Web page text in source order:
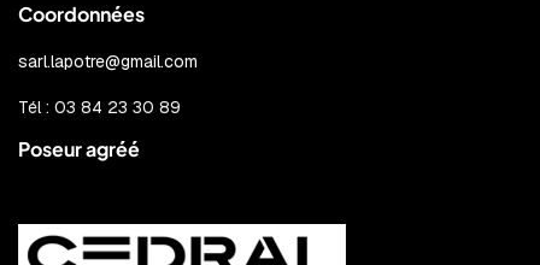
Coordonnées
sarl.lapotre@gmail.com
Tél : 03 84 23 30 89
Poseur agréé